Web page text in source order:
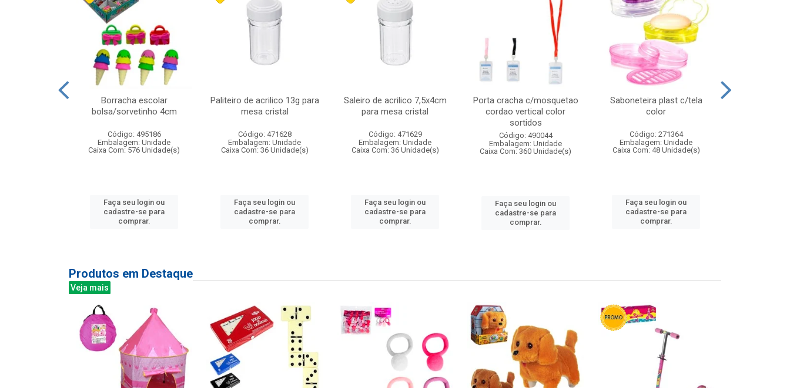
Borracha escolar
bolsa/sorvetinho 4cm
Código: 495186
Embalagem: Unidade
Caixa Com: 576 Unidade(s)
Faça seu login ou
cadastre-se para
comprar.
Paliteiro de acrilico 13g para
mesa cristal
Código: 471628
Embalagem: Unidade
Caixa Com: 36 Unidade(s)
Faça seu login ou
cadastre-se para
comprar.
Saleiro de acrilico 7,5x4cm
para mesa cristal
Código: 471629
Embalagem: Unidade
Caixa Com: 36 Unidade(s)
Faça seu login ou
cadastre-se para
comprar.
Porta cracha c/mosquetao
cordao vertical color
sortidos
Código: 490044
Embalagem: Unidade
Caixa Com: 360 Unidade(s)
Faça seu login ou
cadastre-se para
comprar.
Saboneteira plast c/tela
color
Código: 271364
Embalagem: Unidade
Caixa Com: 48 Unidade(s)
Faça seu login ou
cadastre-se para
comprar.
Produtos em Destaque
Veja mais